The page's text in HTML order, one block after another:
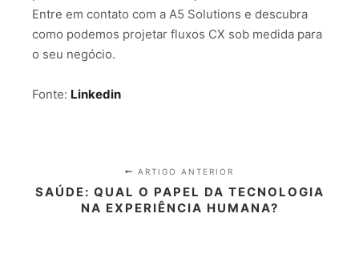
Entre em contato com a A5 Solutions e descubra
como podemos projetar fluxos CX sob medida para
o seu negócio.
Fonte: Linkedin
ARTIGO ANTERIOR
SAÚDE: QUAL O PAPEL DA TECNOLOGIA
NA EXPERIÊNCIA HUMANA?